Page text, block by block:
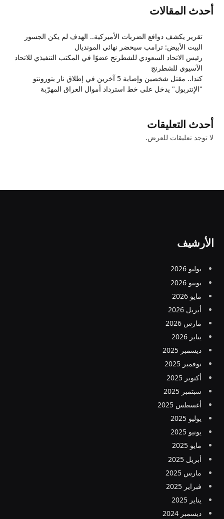
أحدث المقالات
تقرير يكشف دوافع الضربات الأميركية.. الهدف لم يكن الجسور
البيت الأبيض: ترامب سيحضر نهائي المونديال
رئيس الاتحاد السعودي للشطرنج عضوًا في المكتب التنفيذي للاتحاد
الآسيوي للشطرنج
كندا.. مقتل شخصين وإصابة 5 آخرين في إطلاق نار بتورونتو
"الإنتربول" يدخل على خط استرداد أموال العراق المهرّبة
أحدث التعليقات
لا توجد تعليقات للعرض.
الأرشيف
يوليو 2026
يونيو 2026
مايو 2026
أبريل 2026
مارس 2026
يناير 2026
ديسمبر 2025
نوفمبر 2025
أكتوبر 2025
سبتمبر 2025
أغسطس 2025
يوليو 2025
يونيو 2025
مايو 2025
أبريل 2025
مارس 2025
فبراير 2025
يناير 2025
ديسمبر 2024